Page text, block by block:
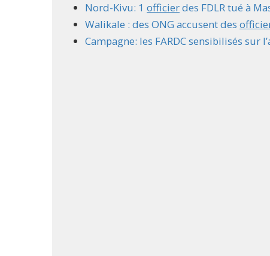
Nord-Kivu: 1 officierdes FDLR tué à
Walikale : des ONG accusent des
Campagne: les FARDC sensibilisés sur